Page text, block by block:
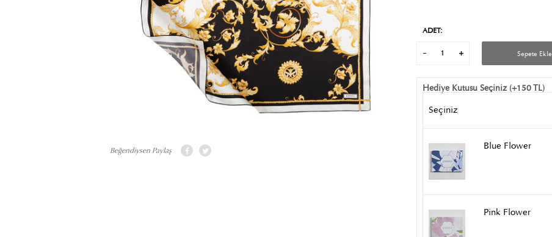
Beğendiysen Paylaş
ADET:
Sepete Ekle
Hediye Kutusu Seçiniz (+150 TL)
Seçiniz
Blue Flower
Pink Flower